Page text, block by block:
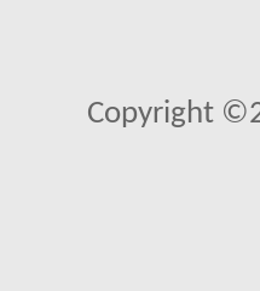
Copyright